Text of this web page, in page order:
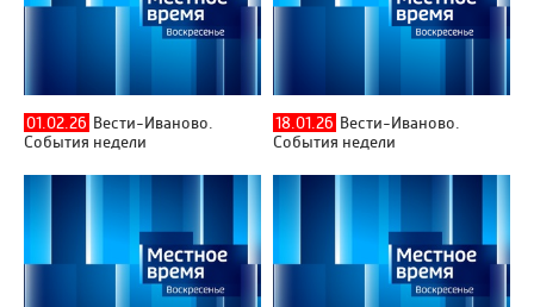
01.02.26 Вести-Иваново.
События недели
18.01.26 Вести-Иваново.
События недели